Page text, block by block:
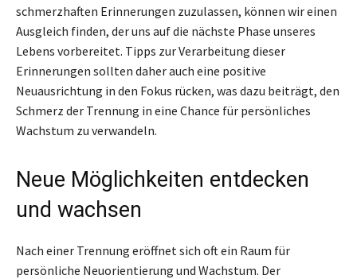
schmerzhaften Erinnerungen zuzulassen, können wir einen
Ausgleich finden, der uns auf die nächste Phase unseres
Lebens vorbereitet. Tipps zur Verarbeitung dieser
Erinnerungen sollten daher auch eine positive
Neuausrichtung in den Fokus rücken, was dazu beiträgt, den
Schmerz der Trennung in eine Chance für persönliches
Wachstum zu verwandeln.
Neue Möglichkeiten entdecken
und wachsen
Nach einer Trennung eröffnet sich oft ein Raum für
persönliche Neuorientierung und Wachstum. Der